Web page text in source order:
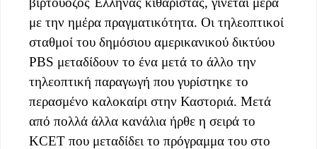
με την ημέρα πραγματικότητα. Οι τηλεοπτικοί
σταθμοί του δημόσιου αμερικανικού δικτύου
PBS μεταδίδουν το ένα μετά το άλλο την
τηλεοπτική παραγωγή που γυρίστηκε το
περασμένο καλοκαίρι στην Καστοριά. Μετά
από πολλά άλλα κανάλια ήρθε η σειρά το
KCET που μεταδίδει το πρόγραμμα του στο